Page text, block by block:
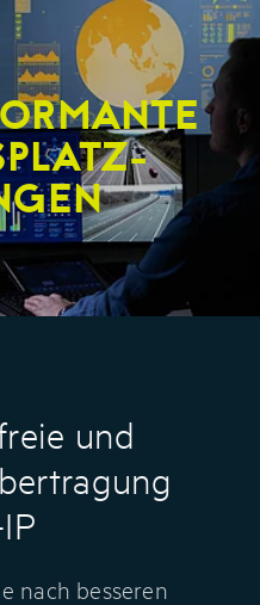
und
nach besseren